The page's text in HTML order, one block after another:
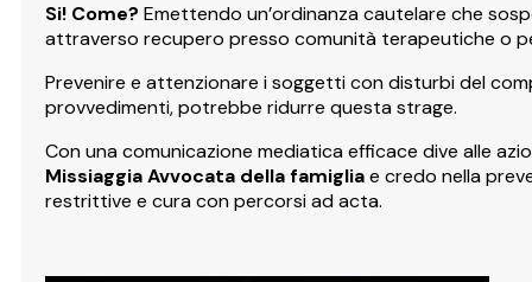
Si! Come? Emettendo un’ordinanza cautelare che
attraverso recupero presso comunità terapeutiche o
Prevenire e attenzionare i soggetti con disturbi del
provvedimenti, potrebbe ridurre questa strage.
Con una comunicazione mediatica efficace dive alle
Missiaggia Avvocata della famigliae credo nella
restrittive e cura con percorsi ad acta.